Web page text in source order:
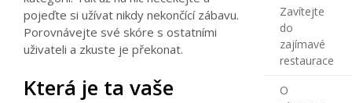
pojeďte si užívat nikdy nekončící zábavu.
Porovnávejte své skóre s ostatními
uživateli a zkuste je překonat.
Která je ta vaše
Zavítejte
do
zajímavé
restaurace
O